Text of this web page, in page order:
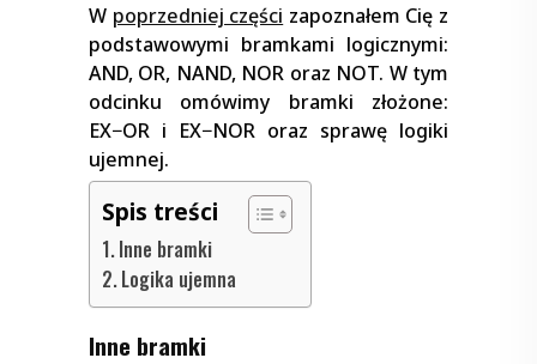
W poprzedniej części zapoznałem Cię z
podstawowymi bramkami logicznymi:
AND, OR, NAND, NOR oraz NOT. W tym
odcinku omówimy bramki złożone:
EX−OR i EX−NOR oraz sprawę logiki
ujemnej.
Spis treści
Inne bramki
Logika ujemna
Inne bramki